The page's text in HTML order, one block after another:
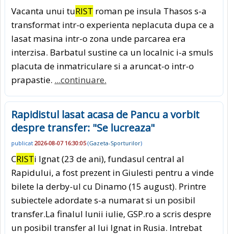
Vacanta unui tuRIST roman pe insula Thasos s-a
transformat intr-o experienta neplacuta dupa ce a
lasat masina intr-o zona unde parcarea era
interzisa. Barbatul sustine ca un localnic i-a smuls
placuta de inmatriculare si a aruncat-o intr-o
prapastie. ...continuare.
Rapidistul lasat acasa de Pancu a vorbit
despre transfer: "Se lucreaza"
publicat 2026-08-07 16:30:05(Gazeta-Sporturilor)
CRISTi Ignat (23 de ani), fundasul central al
Rapidului, a fost prezent in Giulesti pentru a vinde
bilete la derby-ul cu Dinamo (15 august). Printre
subiectele adordate s-a numarat si un posibil
transfer.La finalul lunii iulie, GSP.ro a scris despre
un posibil transfer al lui Ignat in Rusia. Intrebat